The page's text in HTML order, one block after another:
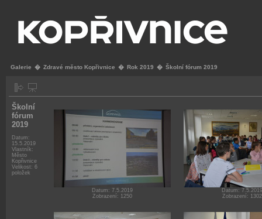
Galerie � Zdravé město Kopřivnice � Rok 2019 � Školní fórum 2019
Školní
fórum
2019
Datum:
15.5.2019
Vlastník:
Město
Kopřivnice
Velikost: 6
položek
Datum: 7.5.2019
Zobrazení: 1250
Datum: 7.5.2019
Zobrazení: 1302